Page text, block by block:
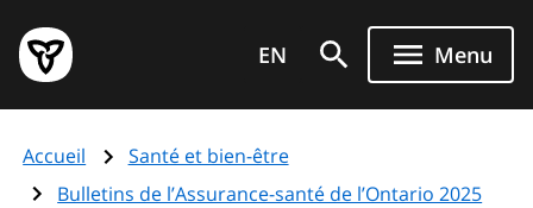
au
contenu
principal
Page
d'accueil
de
l'Ontario
EN Menu
Accueil
Santé et bien-être
Bulletins de l’Assurance-santé de l’Ontario 2025